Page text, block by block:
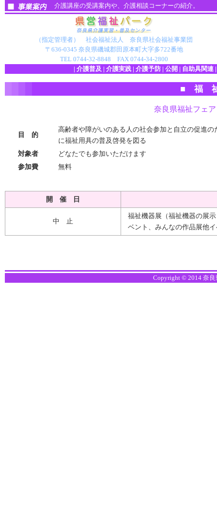
介護講座の受講案内や、介護相談コーナーの紹介。
（指定管理者） 社会福祉法人 奈良県社会福祉事業団
〒636-0345 奈良県磯城郡田原本町大字多722番地
TEL 0744-32-8848 FAX 0744-34-2800
| 介護普及 | 介護実践 | 介護予防 | 公開 | 自助具関連
■ 福
奈良県福祉フェ
目 的
高齢者や障がいのある人の社会参加と自立の促進
に福祉用具の普及啓発を図る
対象者
どなたでも参加いただけます
参加費
無料
開 催 日
中 止
福祉機器展（福祉機器の展
ベント、みんなの作品展他
Copyright © 2014 奈良